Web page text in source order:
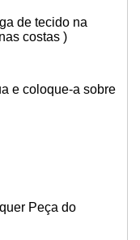
de tecido na
costas )
e coloque-a sobre
Peça do